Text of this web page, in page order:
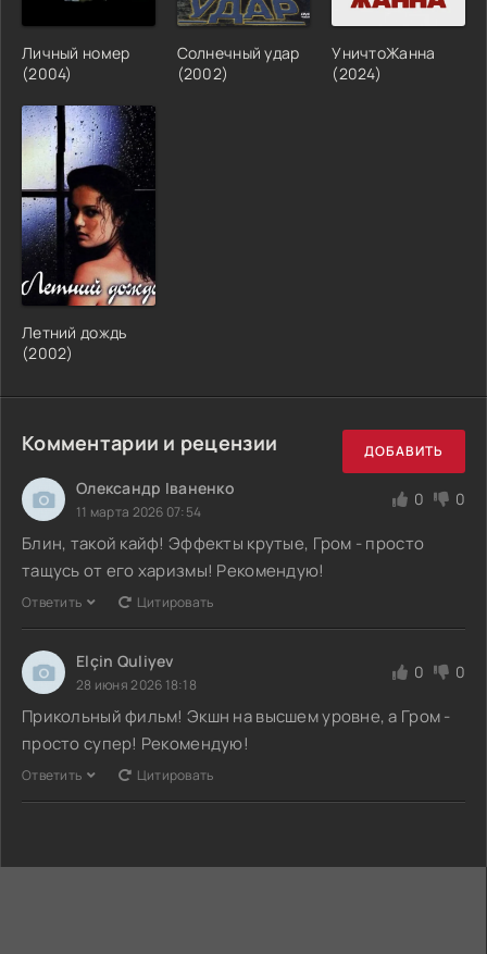
Личный номер
(2004)
Солнечный удар
(2002)
УничтоЖанна
(2024)
Летний дождь
(2002)
Комментарии и рецензии ДОБАВИТЬ
Олександр Іваненко
11 марта 2026 07:54
0 0
Блин, такой кайф! Эффекты крутые, Гром - просто
тащусь от его харизмы! Рекомендую!
Ответить Цитировать
Elçin Quliyev
28 июня 2026 18:18
0 0
Прикольный фильм! Экшн на высшем уровне, а Гром -
просто супер! Рекомендую!
Ответить Цитировать